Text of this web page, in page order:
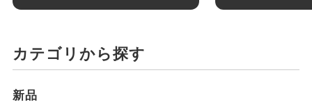
カテゴリから探す
新品